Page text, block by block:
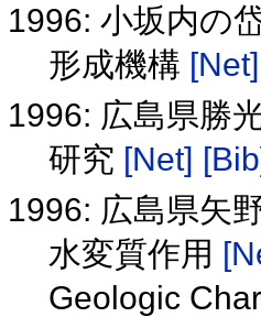
1996: 小坂内の
形成機構 [Net]
1996: 広島県勝
研究 [Net]
1996: 広島県矢
水変質作用
Geologic